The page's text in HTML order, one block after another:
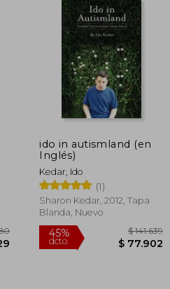
ido in autismland (en
Inglés)
Kedar, Ido
(1)
Sharon Kedar, 2012, Tapa
Blanda, Nuevo